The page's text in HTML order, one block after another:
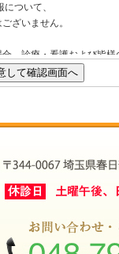
ついて、
ざいません。
、診療・看護および皆
あらかじめお知らせし、
合等を除き、皆様の許可